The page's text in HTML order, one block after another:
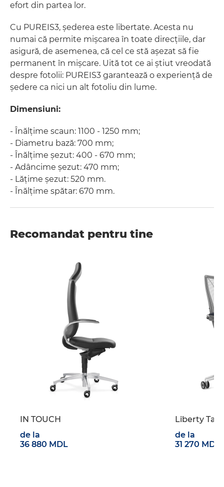
efort din partea lor.
Cu PUREIS3, șederea este libertate. Acesta nu
numai că permite mișcarea în toate direcțiile, dar
asigură, de asemenea, că cel ce stă așezat să fie
permanent în mișcare. Uită tot ce ai știut vreodată
despre fotolii: PUREIS3 garantează o experiență de
ședere ca nici un alt fotoliu din lume.
Dimensiuni:
- Înălțime scaun: 1100 - 1250 mm;
- Diametru bază: 700 mm;
- Înălțime șezut: 400 - 670 mm;
- Adâncime șezut: 470 mm;
- Lățime șezut: 520 mm.
- Înălțime spătar: 670 mm.
Recomandat pentru tine
IN TOUCH
de la
36 880 MDL
Liberty Task
de la
31 270 MDL